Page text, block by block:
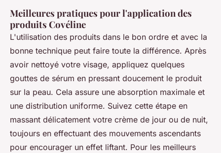
Meilleures pratiques pour l'application des
produits Covéline
L'utilisation des produits dans le bon ordre et avec la
bonne technique peut faire toute la différence. Après
avoir nettoyé votre visage, appliquez quelques
gouttes de sérum en pressant doucement le produit
sur la peau. Cela assure une absorption maximale et
une distribution uniforme. Suivez cette étape en
massant délicatement votre crème de jour ou de nuit,
toujours en effectuant des mouvements ascendants
pour encourager un effet liftant. Pour les meilleurs